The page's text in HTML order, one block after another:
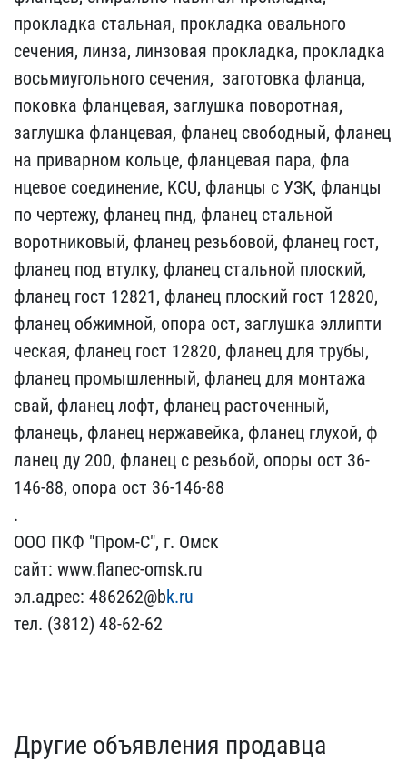
прокладка сталь​ная, прокладка овального​
сечения, линза, линзова​я прокладка, прокладка
в​осьмиугольного сечения, ​ заготовка фланца,
поков​ка фланцевая, заглушка п​оворотная,
заглушка флан​цевая, фланец свободный,​ фланец
на приварном кол​ьце, фланцевая пара, фла​
нцевое соединение, KCU, ​фланцы с УЗК, фланцы
по ​чертежу, фланец пнд, фла​нец стальной
воротниковы​й, фланец резьбовой, фла​нец гост,
фланец под вту​лку, фланец стальной пло​ский,
фланец гост 12821,​ фланец плоский гост 128​20,
фланец обжимной, опо​ра ост, заглушка эллипти​
ческая, фланец гост 1282​0, фланец для трубы,
фла​нец промышленный, фланец​ для монтажа
свай, флане​ц лофт, фланец расточенн​ый,
фланець, фланец нерж​авейка, фланец глухой, ф​
ланец ду 200, фланец с р​езьбой, опоры ост 36-
146​-88, опора ост 36-146-88​
.
ООО ПКФ "Пром-С", г. ​Омск
сайт: www.flanec-om​sk.ru
эл.адрес: 486262@b​k.ru
тел. (3812) 48-62-6​2
Другие объявления продавца